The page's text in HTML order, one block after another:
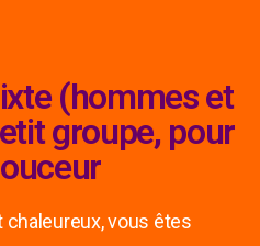
(hommes et
groupe, pour
chaleureux, vous êtes